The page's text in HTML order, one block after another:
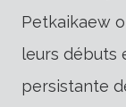
Petkaikaew
leurs débuts
persistante